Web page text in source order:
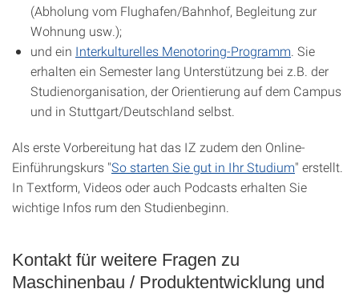
(Abholung vom Flughafen/Bahnhof, Begleitung zur
Wohnung usw.);
und ein Interkulturelles Menotoring-Programm . Sie
erhalten ein Semester lang Unterstützung bei z.B. der
Studienorganisation, der Orientierung auf dem Campus
und in Stuttgart/Deutschland selbst.
Als erste Vorbereitung hat das IZ zudem den Online-
Einführungskurs "So starten Sie gut in Ihr Studium" erstellt.
In Textform, Videos oder auch Podcasts erhalten Sie
wichtige Infos rum den Studienbeginn.
Kontakt für weitere Fragen zu
Maschinenbau / Produkt­ent­wick­lung und